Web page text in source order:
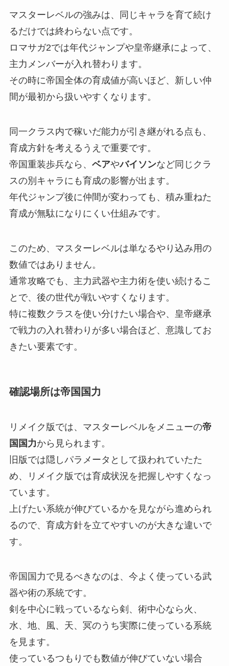
マスターレベルの強みは、同じキャラを育て続け
るだけでは終わらない点です。
ロマサガ2では年代ジャンプや皇帝継承によって、
主力メンバーが入れ替わります。
その時に帝国全体の育成値が高いほど、新しい仲
間が最初から扱いやすくなります。
同一クラス内で稼いだ能力が引き継がれる点も、
育成方針を考えるうえで重要です。
帝国重装歩兵なら、 ベアやバイソンなど同じクラ
スの別キャラにも育成の影響が出ます。
年代ジャンプ後に仲間が変わっても、積み重ねた
育成が無駄になりにくい仕組みです。
このため、マスターレベルは単なるやり込み用の
数値ではありません。
通常攻略でも、主力武器や主力術を使い続けるこ
とで、後の世代が戦いやすくなります。
特に複数クラスを使い分けたい場合や、皇帝継承
で戦力の入れ替わりが多い場合ほど、意識してお
きたい要素です。
確認場所は帝国国力
リメイク版では、マスターレベルをメニューの帝
国国力から見られます。
旧版では隠しパラメータとして扱われていたた
め、リメイク版では育成状況を把握しやすくなっ
ています。
上げたい系統が伸びているかを見ながら進められ
るので、育成方針を立てやすいのが大きな違いで
す。
帝国国力で見るべきなのは、今よく使っている武
器や術の系統です。
剣を中心に戦っているなら剣、術中心なら火、
水、地、風、天、冥のうち実際に使っている系統
を見ます。
使っているつもりでも数値が伸びていない場合